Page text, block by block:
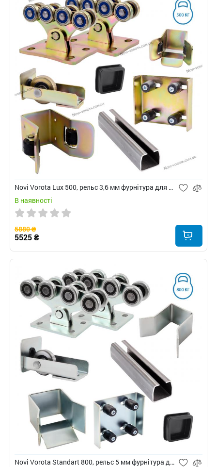
Novi Vorota Lux 500, рельс 3,6 мм фурнітура для відкатних воріт
В наявності
5880 ₴
5525 ₴
Novi Vorota Standart 800, рельс 5 мм фурнітура для відкатних воріт